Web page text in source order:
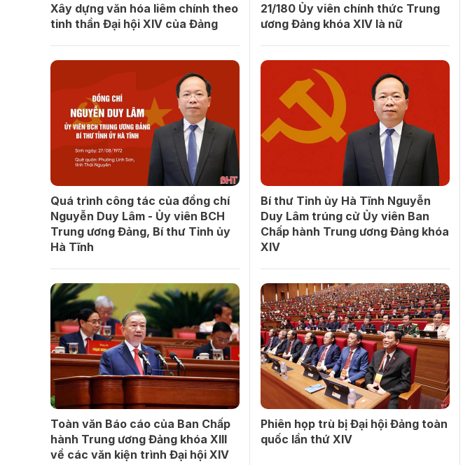
Xây dựng văn hóa liêm chính theo
tinh thần Đại hội XIV của Đảng
21/180 Ủy viên chính thức Trung
ương Đảng khóa XIV là nữ
Quá trình công tác của đồng chí
Nguyễn Duy Lâm - Ủy viên BCH
Trung ương Đảng, Bí thư Tỉnh ủy
Hà Tĩnh
Bí thư Tỉnh ủy Hà Tĩnh Nguyễn
Duy Lâm trúng cử Ủy viên Ban
Chấp hành Trung ương Đảng khóa
XIV
Toàn văn Báo cáo của Ban Chấp
hành Trung ương Đảng khóa XIII
về các văn kiện trình Đại hội XIV
Phiên họp trù bị Đại hội Đảng toàn
quốc lần thứ XIV